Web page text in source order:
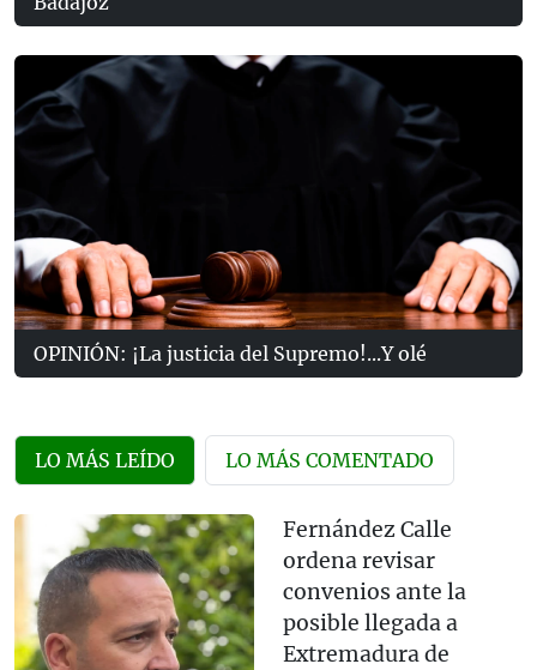
OPINIÓN: ¡La justicia del Supremo!...Y olé
LO MÁS LEÍDO LO MÁS COMENTADO
Fernández Calle
ordena revisar
convenios ante la
posible llegada a
Extremadura de